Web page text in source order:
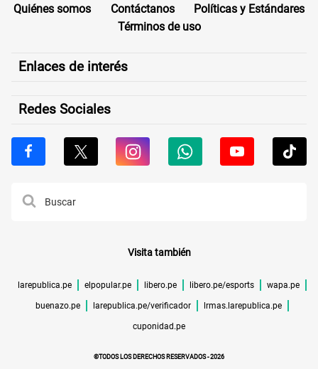
Quiénes somos Contáctanos
Políticas y Estándares
Términos de uso
Enlaces de interés
Redes Sociales
Visita también
larepublica.pe elpopular.pe libero.pe libero.pe/esports wapa.pe
buenazo.pe larepublica.pe/verificador lrmas.larepublica.pe
cuponidad.pe
©TODOS LOS DERECHOS RESERVADOS -2026